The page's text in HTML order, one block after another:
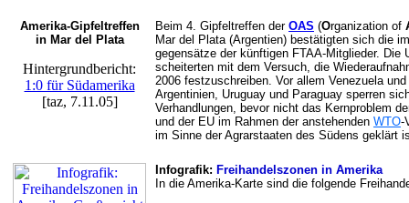
Amerika-Gipfeltreffen
in Mar del Plata
Hintergrundbericht:
1:0 für Südamerika
[taz, 7.11.05]
Beim 4. Gipfeltreffen der OAS (Organization of
Mar del Plata (Argentien) bestätigten sich die
gegensätze der künftigen FTAA-Mitglieder. Die
scheiterten mit dem Versuch, die
2006 festzuschreiben. Vor allem Venezuela
Argentinien, Uruguay und Paraguay sperren
Verhandlungen, bevor nicht das Kernproblem
und der EU im Rahmen der anstehenden WTO-
im Sinne der Agrarstaaten des Südens geklärt
Infografik: Freihandelszonen in Amerika
In die Amerika-Karte sind die folgende